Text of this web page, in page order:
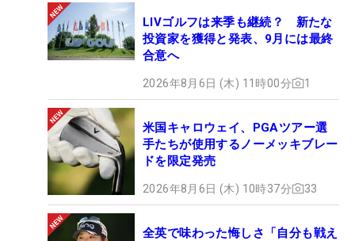
LIVゴルフは来季も継続？ 新たな
投資家を獲得と発表、9月には最終
合意へ
2026年8月6日 (木) 11時00分 1
米国キャロウェイ、PGAツアー選
手たちが使用するノーメッキブレー
ドを限定発売
2026年8月6日 (木) 10時37分 33
全英で味わった悔しさ「自分も戦え